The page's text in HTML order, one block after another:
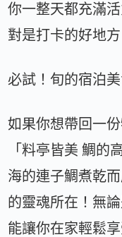
你一整天都充滿
對是打卡的好地方
必試！旬的宿泊
如果你想帶回一
「料亭皆美 鯛的
海的連子鯛煮乾
的靈魂所在！無
能讓你在家輕鬆